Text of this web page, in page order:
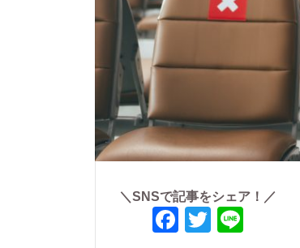
＼SNSで記事をシェア！／
Facebook
Twitter